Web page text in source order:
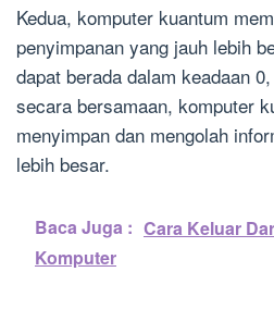
Kedua, komputer kuantum
penyimpanan yang jauh lebih
dapat berada dalam keadaan
secara bersamaan, komputer
menyimpan dan mengolah
lebih besar.
Baca Juga : Cara Keluar
Komputer